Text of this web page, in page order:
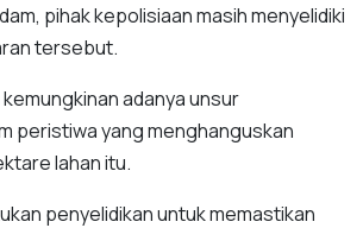
pihak kepolisiaan masih menyelidiki
tersebut.
adanya unsur
peristiwa yang menghanguskan
lahan itu.
penyelidikan untuk memastikan